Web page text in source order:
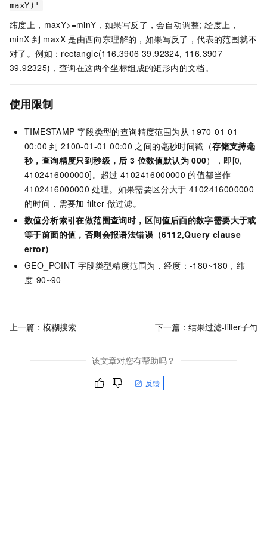
maxY)'
纬度上，maxY>=minY，如果写反了，会自动调整; 经度上，
minX 到 maxX 是由西向东理解的，如果写反了，代表的范围就不
对了。例如：rectangle(116.3906 39.92324, 116.3907
39.92325)，查询在这两个坐标组成的矩形内的文档。
使用限制
TIMESTAMP 字段类型的查询精度范围为从 1970-01-01
00:00 到 2100-01-01 00:00 之间的毫秒时间戳（存储支持毫
秒，查询精度只到秒级，后 3 位数值默认为 000），即[0,
4102416000000]。超过 4102416000000 的值都当作
4102416000000 处理。如果需要区分大于 4102416000000
的时间，需要加 filter 做过滤。
数值分析索引在做范围查询时，区间值后面的数字需要大于或
等于前面的值，否则会报语法错误（6112,Query clause
error）
GEO_POINT 字段类型精度范围为，经度：-180~180，纬
度-90~90
上一篇： 模糊搜索 下一篇： 结果过滤-filter子句
该文章对您有帮助吗？
反馈